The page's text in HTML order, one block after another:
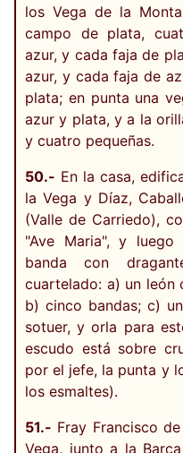
los Vega de la
campo de plata,
azur, y cada faja de
azur, y cada faja de
plata; en punta una
azur y plata, y a la
y cuatro pequeñas.
50.- En la casa,
la Vega y Díaz,
(Valle de Carriedo),
"Ave Maria", y luego
banda con
cuartelado: a) un león
b) cinco bandas; c)
sotuer, y orla para
escudo está sobre
por el jefe, la punta y
los esmaltes).
51.- Fray Francisco
Vega, junto a la